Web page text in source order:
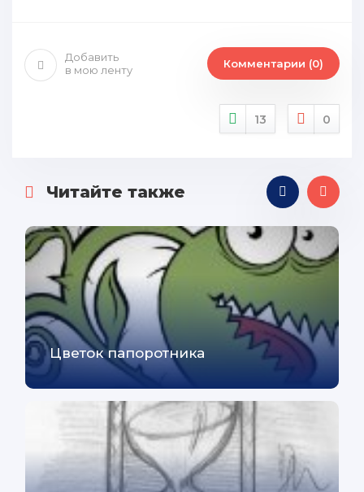
Добавить
в мою ленту
Комментарии (0)
13 0
Читайте также
Цветок папоротника